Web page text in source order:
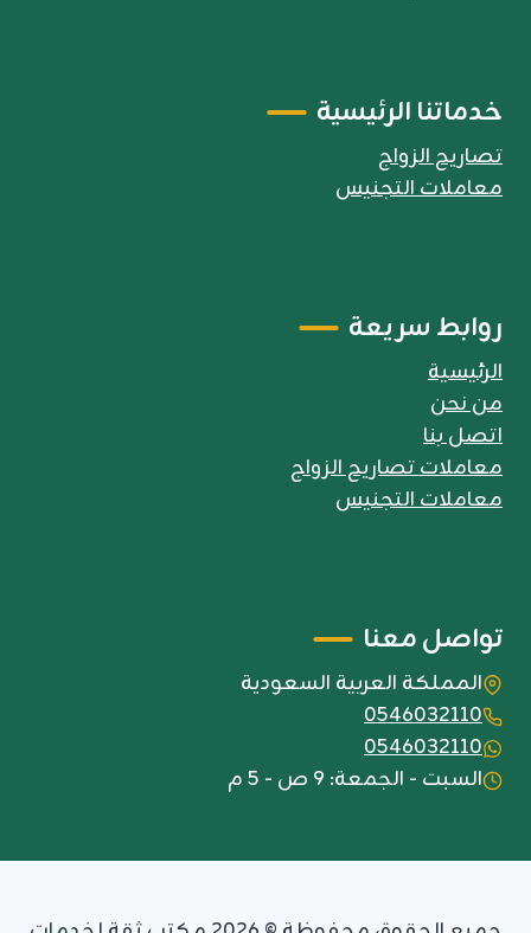
خدماتنا الرئيسية
تصاريح الزواج
معاملات التجنيس
روابط سريعة
الرئيسية
من نحن
اتصل بنا
معاملات تصاريح الزواج
معاملات التجنيس
تواصل معنا
المملكة العربية السعودية
0546032110
0546032110
السبت - الجمعة: 9 ص - 5 م